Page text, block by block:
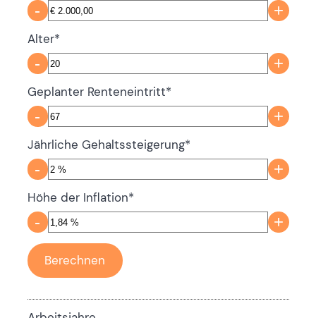
- +
Alter*
- +
Geplanter Renteneintritt*
- +
Jährliche Gehaltssteigerung*
- +
Höhe der Inflation*
- +